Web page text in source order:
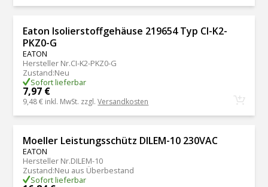
Eaton Isolierstoffgehäuse 219654 Typ CI-K2-
PKZ0-G
EATON
Hersteller Nr.CI-K2-PKZ0-G
Zustand:Neu
Sofort lieferbar
7,97 €
9,48 € inkl. MwSt. zzgl.Versandkosten
Moeller Leistungsschütz DILEM-10 230VAC
EATON
Hersteller Nr.DILEM-10
Zustand:Neu aus Überbestand
Sofort lieferbar